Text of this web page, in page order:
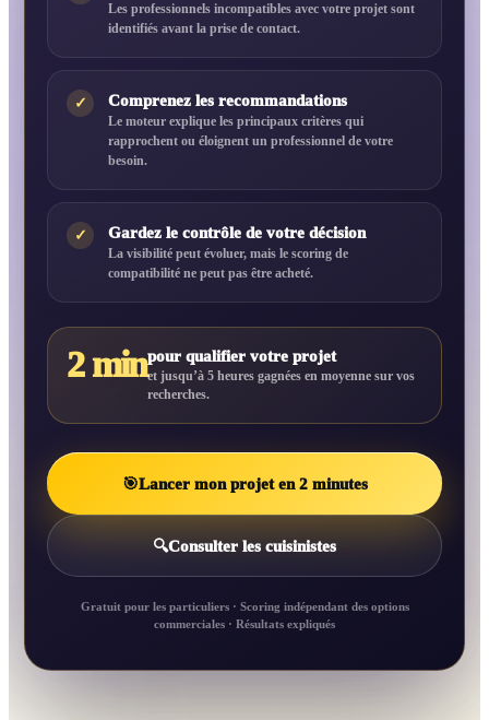
Les professionnels incompatibles avec votre projet sont
identifiés avant la prise de contact.
✓ Comprenez les recommandations
Le moteur explique les principaux critères qui
rapprochent ou éloignent un professionnel de votre
besoin.
✓ Gardez le contrôle de votre décision
La visibilité peut évoluer, mais le scoring de
compatibilité ne peut pas être acheté.
2 minpour qualifier votre projet
et jusqu’à 5 heures gagnées en moyenne sur vos
recherches.
🎯Lancer mon projet en 2 minutes
🔍Consulter les cuisinistes
Gratuit pour les particuliers · Scoring indépendant des options
commerciales · Résultats expliqués